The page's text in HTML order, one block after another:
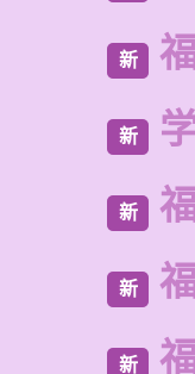
新
新
新
新
新